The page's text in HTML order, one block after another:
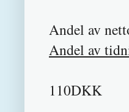
Andel av
Andel av
110DKK